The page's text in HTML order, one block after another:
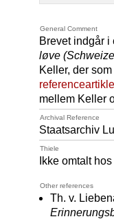
General Comment
Brevet indgår
løve
Keller, der
mellem Keller
Archival Reference
Staatsarchiv
Thiele
Ikke omtalt
Other references
Th. v.